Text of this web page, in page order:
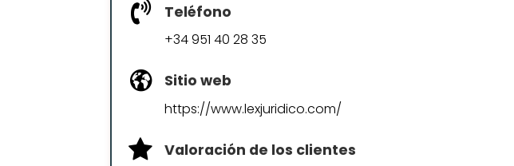
Teléfono
+34 951 40 28 35
Sitio web
https://www.lexjuridico.com/
Valoración de los clientes